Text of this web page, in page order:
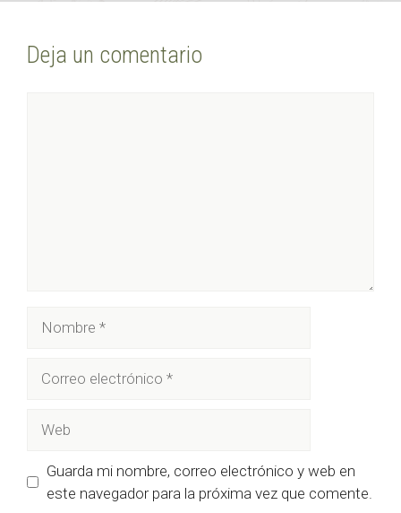
Deja un comentario
electrónico
Guarda mi nombre, correo electrónico y web en
este navegador para la próxima vez que comente.